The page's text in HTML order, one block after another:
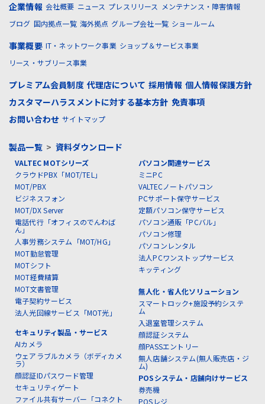
企業情報 会社概要 ニュース プレスリリース
メンテナンス・障害情報
ブログ 国内拠点一覧 海外拠点 グループ会社一覧 ショールーム
事業概要 IT・ネットワーク事業 ショップ＆サービス事業
リース・サブリース事業
プレミアム会員制度 代理店について 採用情報 個人情報保護方針
カスタマーハラスメントに対する基本方針 免責事項
お問い合わせ サイトマップ
製品一覧> 資料ダウンロード
VALTEC MOTシリーズ
クラウドPBX「MOT/TEL」
MOT/PBX
ビジネスフォン
MOT/DX Server
電話代行「オフィスのでんわば
ん」
人事労務システム「MOT/HG」
MOT勤怠管理
MOTシフト
MOT経費精算
MOT文書管理
電子契約サービス
法人光回線サービス「MOT光」
セキュリティ製品・サービス
AIカメラ
ウェアラブルカメラ（ボディカメ
ラ）
顔認証IDパスワード管理
セキュリティゲート
ファイル共有サーバー「コネクト
パソコン関連サービス
ミニPC
VALTECノートパソコン
PCサポート保守サービス
定額パソコン保守サービス
パソコン通販「PCバル」
パソコン修理
パソコンレンタル
法人PCワンストップサービス
キッティング
無人化・省人化ソリューション
スマートロック+施設予約システ
ム
入退室管理システム
顔認証システム
顔PASSエントリー
無人店舗システム(無人販売店・ジ
ム)
POSシステム・店舗向けサービス
券売機
POSレジ